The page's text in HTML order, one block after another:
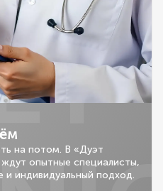
на потом. В «Дуэт
опытные специалисты,
и индивидуальный подход.